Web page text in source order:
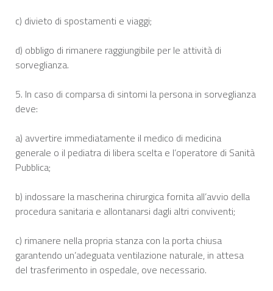
c) divieto di spostamenti e viaggi;
d) obbligo di rimanere raggiungibile per le attività di
sorveglianza.
5. In caso di comparsa di sintomi la persona in sorveglianza
deve:
a) avvertire immediatamente il medico di medicina
generale o il pediatra di libera scelta e l’operatore di Sanità
Pubblica;
b) indossare la mascherina chirurgica fornita all’avvio della
procedura sanitaria e allontanarsi dagli altri conviventi;
c) rimanere nella propria stanza con la porta chiusa
garantendo un’adeguata ventilazione naturale, in attesa
del trasferimento in ospedale, ove necessario.